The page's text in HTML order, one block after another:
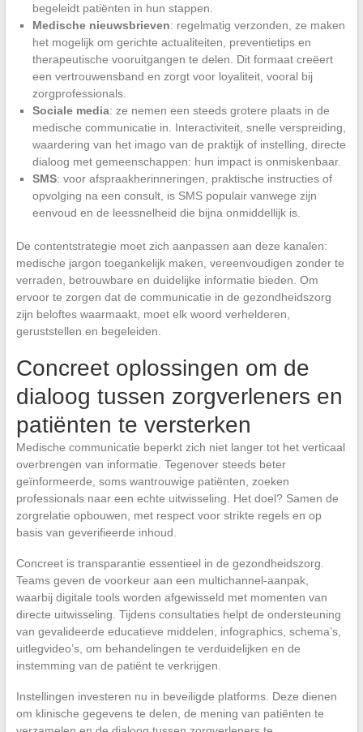
begeleidt patiënten in hun stappen.
Medische nieuwsbrieven: regelmatig verzonden, ze maken
het mogelijk om gerichte actualiteiten, preventietips en
therapeutische vooruitgangen te delen. Dit formaat creëert
een vertrouwensband en zorgt voor loyaliteit, vooral bij
zorgprofessionals.
Sociale media: ze nemen een steeds grotere plaats in de
medische communicatie in. Interactiviteit, snelle verspreiding,
waardering van het imago van de praktijk of instelling, directe
dialoog met gemeenschappen: hun impact is onmiskenbaar.
SMS: voor afspraakherinneringen, praktische instructies of
opvolging na een consult, is SMS populair vanwege zijn
eenvoud en de leessnelheid die bijna onmiddellijk is.
De contentstrategie moet zich aanpassen aan deze kanalen:
medische jargon toegankelijk maken, vereenvoudigen zonder te
verraden, betrouwbare en duidelijke informatie bieden. Om
ervoor te zorgen dat de communicatie in de gezondheidszorg
zijn beloftes waarmaakt, moet elk woord verhelderen,
geruststellen en begeleiden.
Concreet oplossingen om de
dialoog tussen zorgverleners en
patiënten te versterken
Medische communicatie beperkt zich niet langer tot het verticaal
overbrengen van informatie. Tegenover steeds beter
geïnformeerde, soms wantrouwige patiënten, zoeken
professionals naar een echte uitwisseling. Het doel? Samen de
zorgrelatie opbouwen, met respect voor strikte regels en op
basis van geverifieerde inhoud.
Concreet is transparantie essentieel in de gezondheidszorg.
Teams geven de voorkeur aan een multichannel-aanpak,
waarbij digitale tools worden afgewisseld met momenten van
directe uitwisseling. Tijdens consultaties helpt de ondersteuning
van gevalideerde educatieve middelen, infographics, schema’s,
uitlegvideo’s, om behandelingen te verduidelijken en de
instemming van de patiënt te verkrijgen.
Instellingen investeren nu in beveiligde platforms. Deze dienen
om klinische gegevens te delen, de mening van patiënten te